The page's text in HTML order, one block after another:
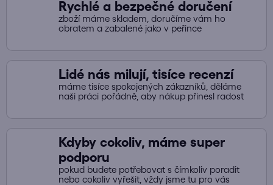
k
y
v
ý
p
i
s
u
Rychlé a bezpečné doručení
zboží máme skladem, doručíme vám ho
obratem a zabalené jako v peřince
Lidé nás milují, tisíce recenzí
máme tisíce spokojených zákazníků, děláme
naši práci pořádně, aby nákup přinesl radost
Kdyby cokoliv, máme super
podporu
pokud budete potřebovat s čímkoliv poradit
nebo cokoliv vyřešit, vždy jsme tu pro vás